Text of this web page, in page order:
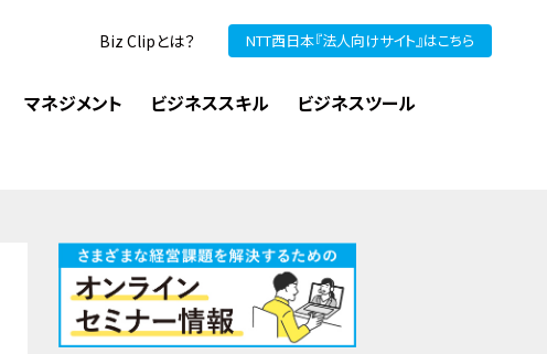
Biz Clipとは？ NTT西日本『法人向けサイト』はこちら
マネジメント ビジネススキル ビジネスツール